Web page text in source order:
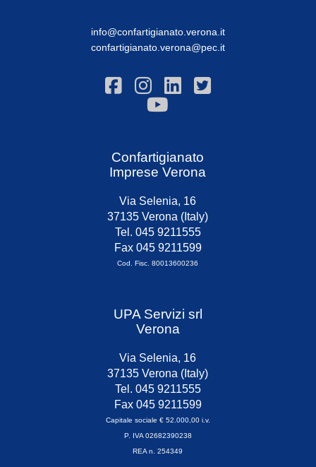
info@confartigianato.verona.it
confartigianato.verona@pec.it
Confartigianato
Imprese Verona
Via Selenia, 16
37135 Verona (Italy)
Tel. 045 9211555
Fax 045 9211599
Cod. Fisc. 80013600236
UPA Servizi srl
Verona
Via Selenia, 16
37135 Verona (Italy)
Tel. 045 9211555
Fax 045 9211599
Capitale sociale € 52.000,00 i.v.
P. IVA 02682390238
REA n. 254349